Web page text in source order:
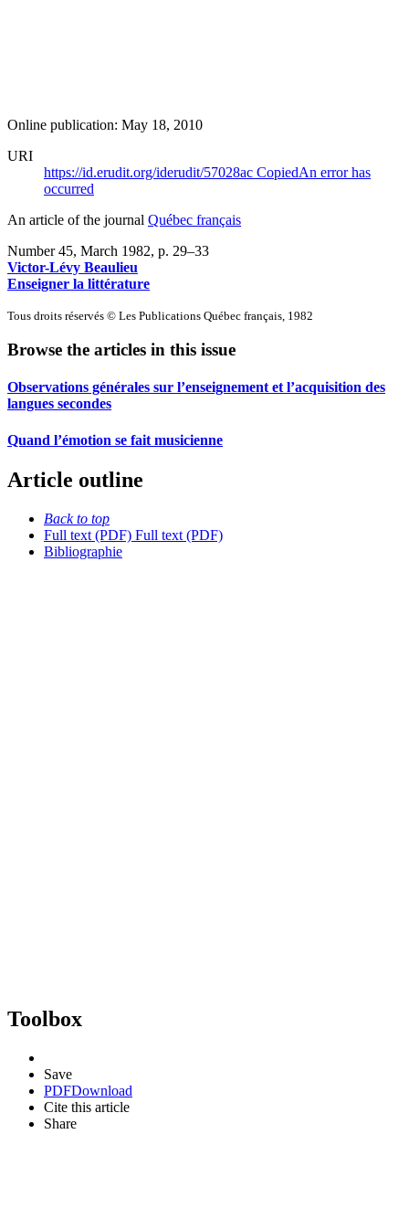
Online publication: May 18, 2010
URI
https://id.erudit.org/iderudit/57028ac CopiedAn error has
occurred
An article of the journal Québec français
Number 45, March 1982, p. 29–33
Victor-Lévy Beaulieu
Enseigner la littérature
Tous droits réservés © Les Publications Québec français, 1982
Browse the articles in this issue
Observations générales sur l’enseignement et l’acquisition des
langues secondes
Quand l’émotion se fait musicienne
Article outline
Back to top
Full text (PDF) Full text (PDF)
Bibliographie
Toolbox
Save
PDFDownload
Cite this article
Share